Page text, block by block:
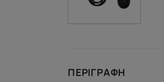
ΠΕΡΙΓΡΑΦΉ